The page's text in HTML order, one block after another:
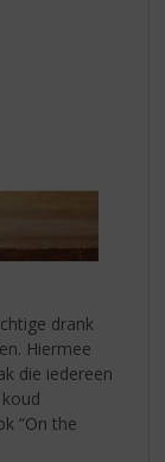
drank
Hiermee
die iedereen
“On the